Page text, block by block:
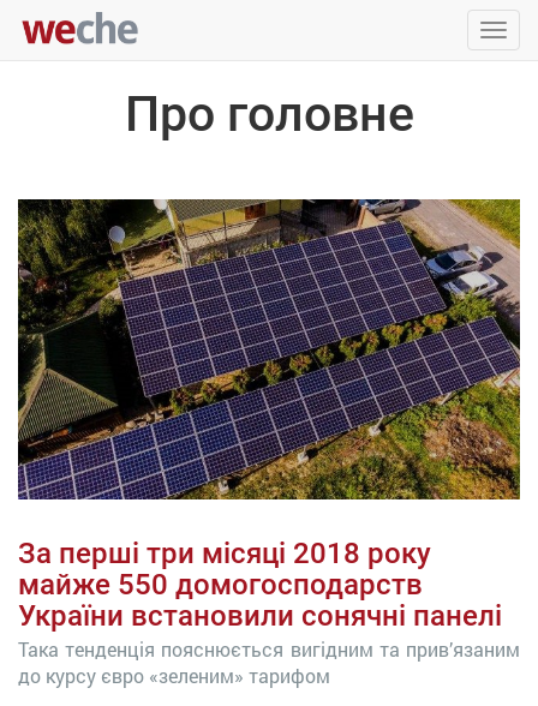
Про головне
За перші три місяці 2018 року
майже 550 домогосподарств
України встановили сонячні панелі
Така тенденція пояснюється вигідним та прив’язаним
до курсу євро «зеленим» тарифом